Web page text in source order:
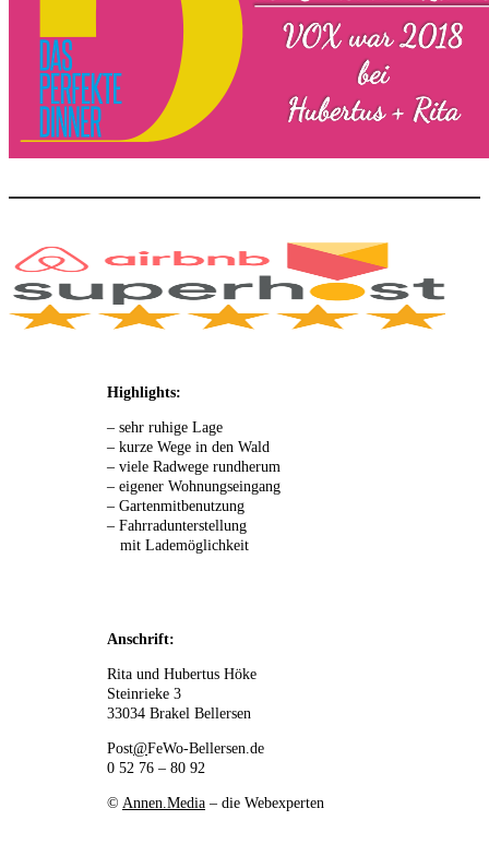
Highlights:
– sehr ruhige Lage
– kurze Wege in den Wald
– viele Radwege rundherum
– eigener Wohnungseingang
– Gartenmitbenutzung
– Fahrradunterstellung
mit Lademöglichkeit
Anschrift:
Rita und Hubertus Höke
Steinrieke 3
33034 Brakel Bellersen
Post@FeWo-Bellersen.de
0 52 76 – 80 92
© Annen.Media – die Webexperten